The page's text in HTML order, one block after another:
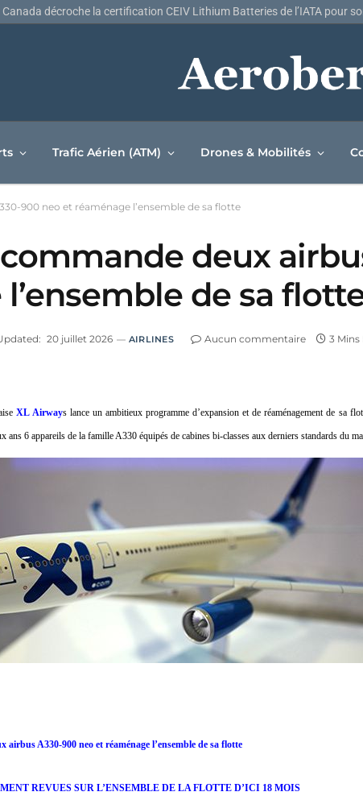
Trafic Aérien (ATM) Drones & Mobilités
900 neo et réaménage l’ensemble de sa flotte
deux
de sa
20 juillet 2026 AIRLINES Aucun commentaire 3 Mins
XL Airways lance un ambitieux programme d’expansion et de réaménagement de sa
ans 6 appareils de la famille A330 équipés de cabines bi-classes aux derniers standards du
airbus A330-900 neo et réaménage l’ensemble de sa flotte
REVUES SUR L’ENSEMBLE DE LA FLOTTE D’ICI 18 MOIS